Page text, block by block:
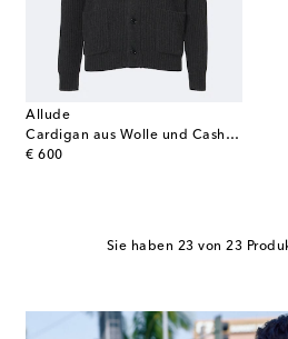
Allude
Cardigan aus Wolle und Cashmere
€ 600
original price
Sie haben 23 von 23